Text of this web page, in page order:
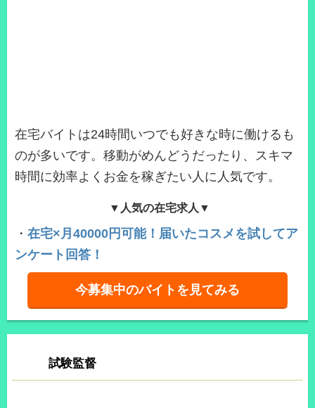
在宅バイトは24時間いつでも好きな時に働けるも
のが多いです。移動がめんどうだったり、スキマ
時間に効率よくお金を稼ぎたい人に人気です。
▼人気の在宅求人▼
・ 在宅×月40000円可能！届いたコスメを試してア
ンケート回答！
今募集中のバイトを見てみる
試験監督